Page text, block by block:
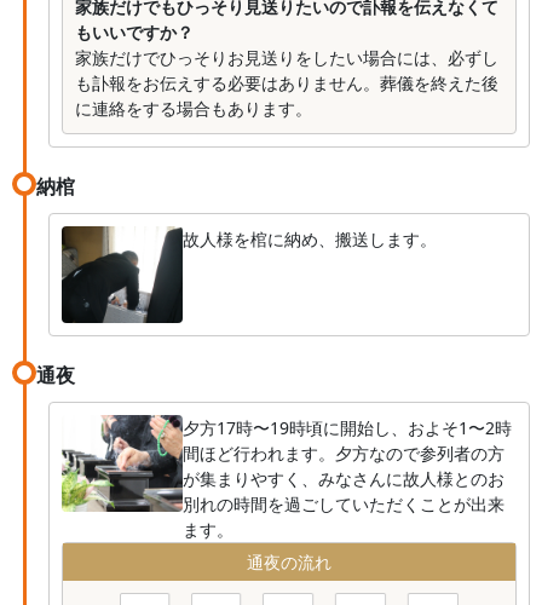
家族だけでもひっそり見送りたいので訃報を伝えなくて
もいいですか？
家族だけでひっそりお見送りをしたい場合には、必ずし
も訃報をお伝えする必要はありません。葬儀を終えた後
に連絡をする場合もあります。
納棺
故人様を棺に納め、搬送します。
通夜
夕方17時〜19時頃に開始し、およそ1〜2時
間ほど行われます。夕方なので参列者の方
が集まりやすく、みなさんに故人様とのお
別れの時間を過ごしていただくことが出来
ます。
通夜の流れ